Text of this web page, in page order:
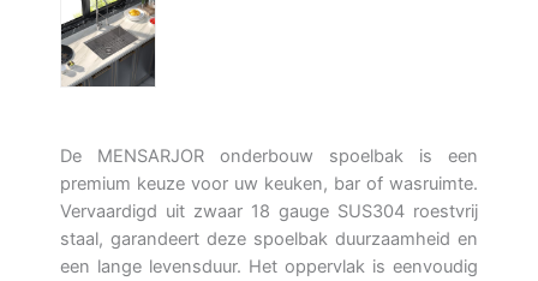
De MENSARJOR onderbouw spoelbak is een
premium keuze voor uw keuken, bar of wasruimte.
Vervaardigd uit zwaar 18 gauge SUS304 roestvrij
staal, garandeert deze spoelbak duurzaamheid en
een lange levensduur. Het oppervlak is eenvoudig